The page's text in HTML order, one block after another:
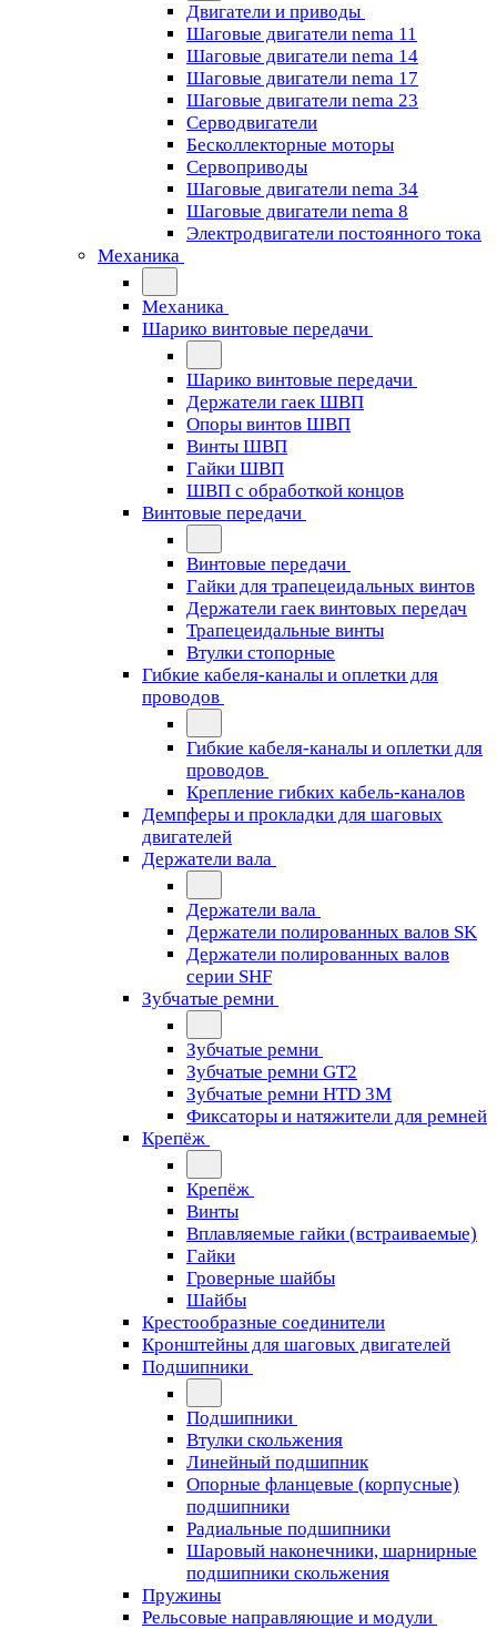
Двигатели и приводы
Шаговые двигатели nema 11
Шаговые двигатели nema 14
Шаговые двигатели nema 17
Шаговые двигатели nema 23
Cерводвигатели
Бесколлекторные моторы
Сервоприводы
Шаговые двигатели nema 34
Шаговые двигатели nema 8
Электродвигатели постоянного тока
Механика
Механика
Шарико винтовые передачи
Шарико винтовые передачи
Держатели гаек ШВП
Опоры винтов ШВП
Винты ШВП
Гайки ШВП
ШВП с обработкой концов
Винтовые передачи
Винтовые передачи
Гайки для трапецеидальных винтов
Держатели гаек винтовых передач
Трапецеидальные винты
Втулки стопорные
Гибкие кабеля-каналы и оплетки для
проводов
Гибкие кабеля-каналы и оплетки для
проводов
Крепление гибких кабель-каналов
Демпферы и прокладки для шаговых
двигателей
Держатели вала
Держатели вала
Держатели полированных валов SK
Держатели полированных валов
серии SHF
Зубчатые ремни
Зубчатые ремни
Зубчатые ремни GT2
Зубчатые ремни HTD 3M
Фиксаторы и натяжители для ремней
Крепёж
Крепёж
Винты
Вплавляемые гайки (встраиваемые)
Гайки
Гроверные шайбы
Шайбы
Крестообразные соединители
Кронштейны для шаговых двигателей
Подшипники
Подшипники
Втулки скольжения
Линейный подшипник
Опорные фланцевые (корпусные)
подшипники
Радиальные подшипники
Шаровый наконечники, шарнирные
подшипники скольжения
Пружины
Рельсовые направляющие и модули